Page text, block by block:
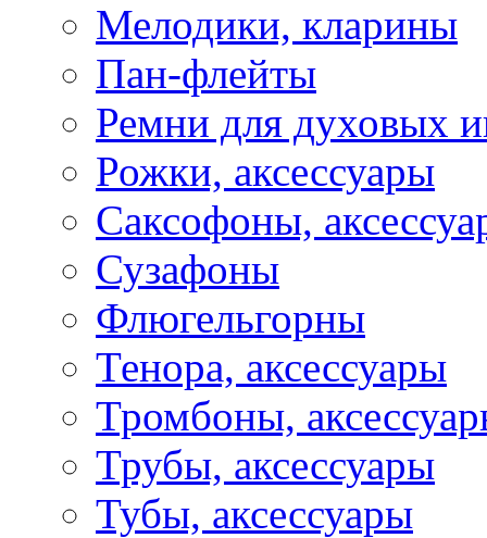
Мелодики, кларины
Пан-флейты
Ремни для духовых
Рожки, аксессуары
Саксофоны,
Сузафоны
Флюгельгорны
Тенора, аксессуары
Тромбоны,
Трубы, аксессуары
Тубы, аксессуары